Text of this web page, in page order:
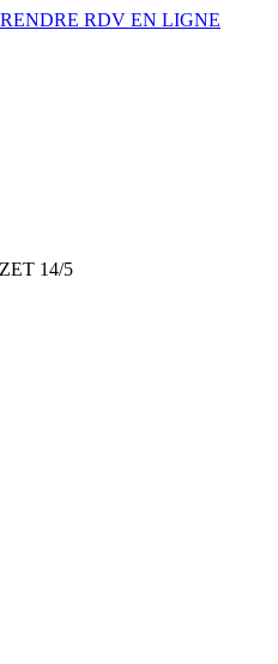
RDV EN LIGNE
14/5